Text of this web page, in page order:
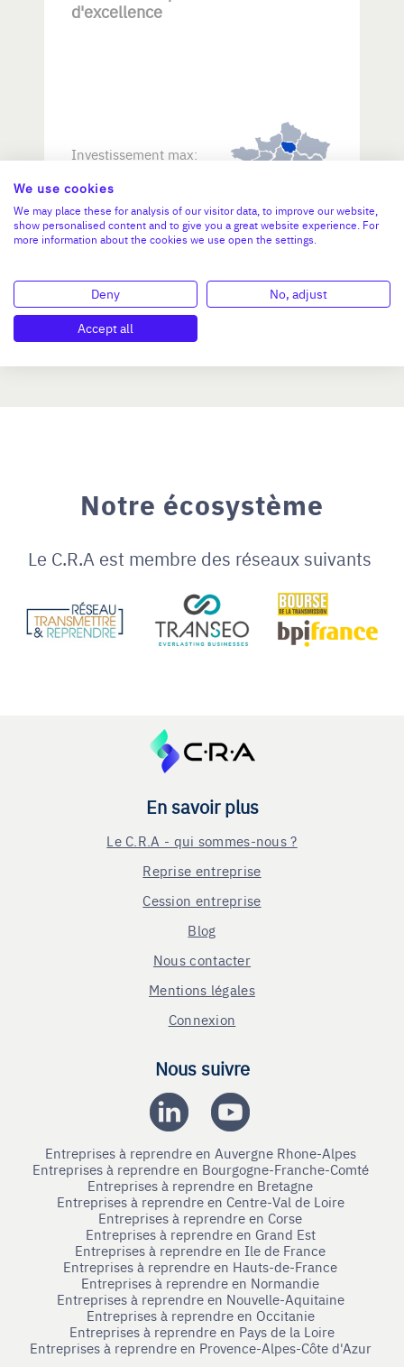
d'excellence
Investissement max:
N°47264
Notre écosystème
Le C.R.A est membre des réseaux suivants
En savoir plus
Le C.R.A - qui sommes-nous ?
Reprise entreprise
Cession entreprise
Blog
Nous contacter
Mentions légales
Connexion
Nous suivre
Entreprises à reprendre en Auvergne Rhone-Alpes
Entreprises à reprendre en Bourgogne-Franche-Comté
Entreprises à reprendre en Bretagne
Entreprises à reprendre en Centre-Val de Loire
Entreprises à reprendre en Corse
Entreprises à reprendre en Grand Est
Entreprises à reprendre en Ile de France
Entreprises à reprendre en Hauts-de-France
Entreprises à reprendre en Normandie
Entreprises à reprendre en Nouvelle-Aquitaine
Entreprises à reprendre en Occitanie
Entreprises à reprendre en Pays de la Loire
Entreprises à reprendre en Provence-Alpes-Côte d'Azur
We use cookies
We may place these for analysis of our visitor data, to improve our website,
show personalised content and to give you a great website experience. For
more information about the cookies we use open the settings.
Deny
No, adjust
Accept all